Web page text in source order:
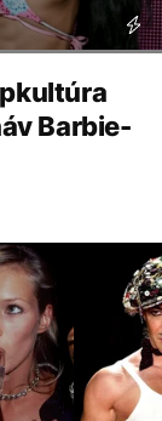
Barbie-